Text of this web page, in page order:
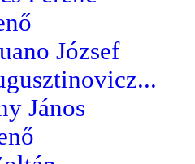
József
János